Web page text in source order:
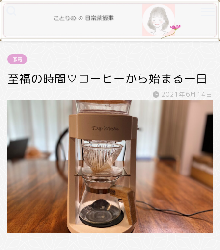
家電
至福の時間♡コーヒーから始まる一日
2021年6月14日